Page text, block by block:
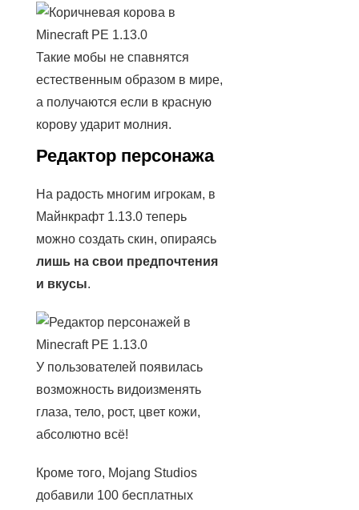
Такие мобы не спавнятся
естественным образом в мире,
а получаются если в красную
корову ударит молния.
Редактор персонажа
На радость многим игрокам, в
Майнкрафт 1.13.0 теперь
можно создать скин, опираясь
лишь на свои предпочтения
и вкусы.
У пользователей появилась
возможность видоизменять
глаза, тело, рост, цвет кожи,
абсолютно всё!
Кроме того, Mojang Studios
добавили 100 бесплатных